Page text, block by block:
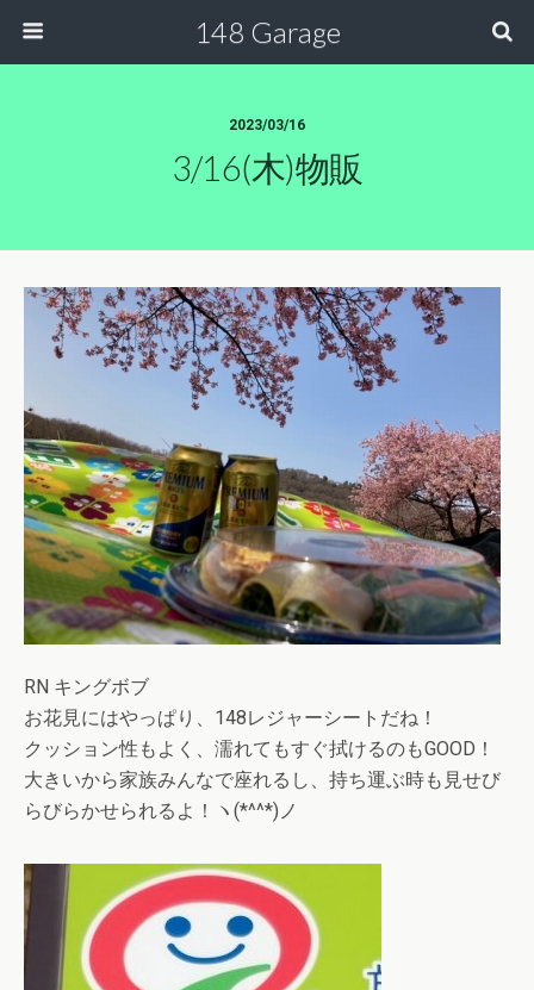
148 Garage
2023/03/16
3/16(木)物販
RN キングボブ
お花見にはやっぱり、148レジャーシートだね！
クッション性もよく、濡れてもすぐ拭けるのもGOOD！
大きいから家族みんなで座れるし、持ち運ぶ時も見せび
らびらかせられるよ！ヽ(*^^*)ノ